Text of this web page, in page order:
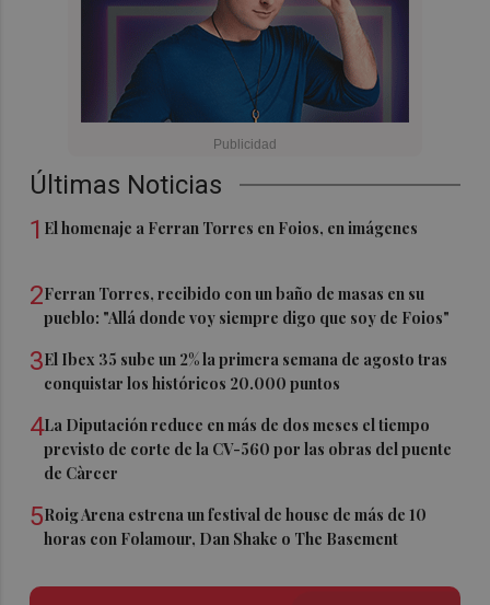
Últimas Noticias
1 El homenaje a Ferran Torres en Foios, en imágenes
2Ferran Torres, recibido con un baño de masas en su
pueblo: "Allá donde voy siempre digo que soy de Foios"
3El Ibex 35 sube un 2% la primera semana de agosto tras
conquistar los históricos 20.000 puntos
4La Diputación reduce en más de dos meses el tiempo
previsto de corte de la CV-560 por las obras del puente
de Càrcer
5Roig Arena estrena un festival de house de más de 10
horas con Folamour, Dan Shake o The Basement